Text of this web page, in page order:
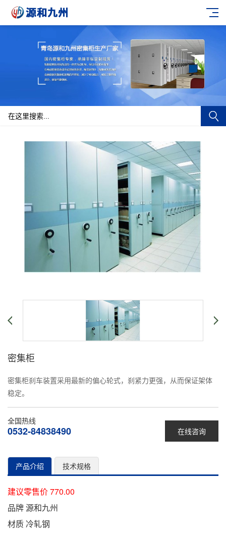
密集柜
密集柜刹车装置采用最新的偏心轮式，刹紧力更强，从而保证架体
稳定。
在线咨询
全国热线
0532-84838490
产品介绍 技术规格
建议零售价 770.00
品牌 源和九州
材质 冷轧钢